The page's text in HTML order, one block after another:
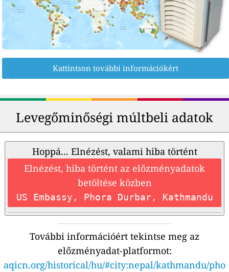
Kattintson további információkért
Levegőminőségi múltbeli adatok
Hoppá... Elnézést, valami hiba történt
Elnézést, hiba történt az előzményadatok
betöltése közben
US Embassy, Phora Durbar, Kathmandu
További információért tekintse meg az
előzményadat-platformot:
aqicn.org/historical/hu/#city:nepal/kathmandu/pho